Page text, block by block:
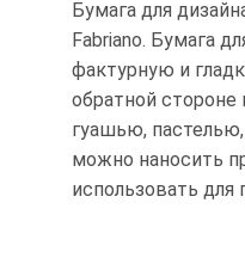
Бумага для
Fabriano. Бумага
фактурную и
обратной
гуашью,
можно наносить
использовать для